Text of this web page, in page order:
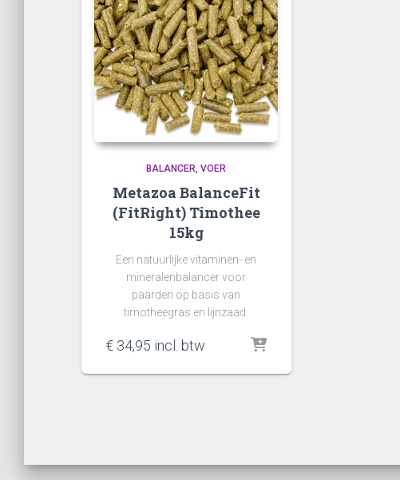
BALANCER VOER
Metazoa BalanceFit
(FitRight) Timothee
15kg
Een natuurlijke vitaminen- en
mineralenbalancer voor
paarden op basis van
timotheegras en lijnzaad.
€ 34,95 incl. btw